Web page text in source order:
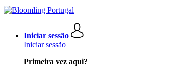
Iniciar sessão
Iniciar sessão
Primeira vez aqui?